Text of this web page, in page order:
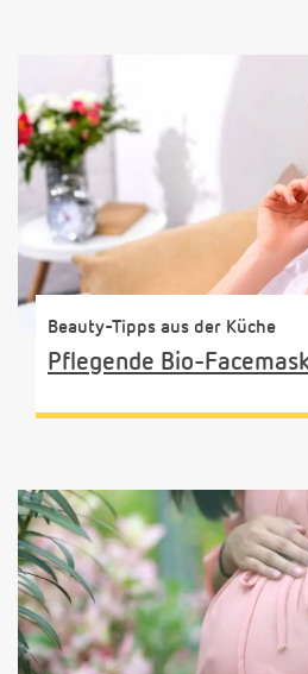
Beauty-Tipps aus der Küche
Pflegende Bio-